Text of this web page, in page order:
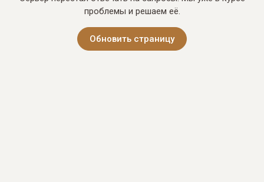
проблемы и решаем её.
Обновить страницу